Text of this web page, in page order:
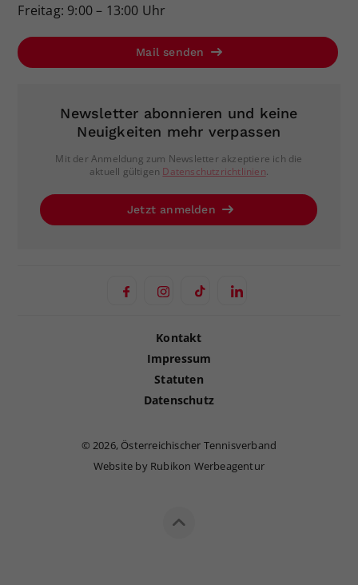
Freitag: 9:00 – 13:00 Uhr
Mail senden
Newsletter abonnieren und keine
Neuigkeiten mehr verpassen
Mit der Anmeldung zum Newsletter akzeptiere ich die
aktuell gültigen Datenschutzrichtlinien.
Jetzt anmelden
Kontakt
Impressum
Statuten
Datenschutz
©2026, Österreichischer Tennisverband
Website by Rubikon Werbeagentur